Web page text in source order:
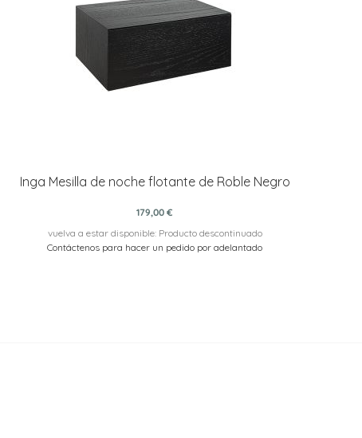
Inga Mesilla de noche flotante de Roble Negro
179,00 €
vuelva a estar disponible: Producto descontinuado
Contáctenos para hacer un pedido por adelantado